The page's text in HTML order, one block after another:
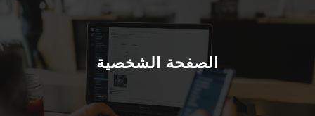
الصفحة الشخصية